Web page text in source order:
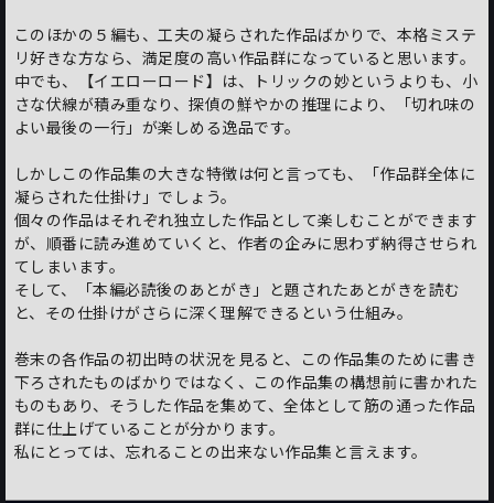
このほかの５編も、工夫の凝らされた作品ばかりで、本格ミステ
リ好きな方なら、満足度の高い作品群になっていると思います。
中でも、【イエローロード】は、トリックの妙というよりも、小
さな伏線が積み重なり、探偵の鮮やかの推理により、「切れ味の
よい最後の一行」が楽しめる逸品です。
しかしこの作品集の大きな特徴は何と言っても、「作品群全体に
凝らされた仕掛け」でしょう。
個々の作品はそれぞれ独立した作品として楽しむことができます
が、順番に読み進めていくと、作者の企みに思わず納得させられ
てしまいます。
そして、「本編必読後のあとがき」と題されたあとがきを読む
と、その仕掛けがさらに深く理解できるという仕組み。
巻末の各作品の初出時の状況を見ると、この作品集のために書き
下ろされたものばかりではなく、この作品集の構想前に書かれた
ものもあり、そうした作品を集めて、全体として筋の通った作品
群に仕上げていることが分かります。
私にとっては、忘れることの出来ない作品集と言えます。